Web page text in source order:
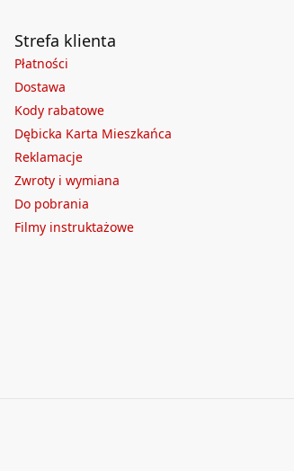
Strefa klienta
Płatności
Dostawa
Kody rabatowe
Dębicka Karta Mieszkańca
Reklamacje
Zwroty i wymiana
Do pobrania
Filmy instruktażowe